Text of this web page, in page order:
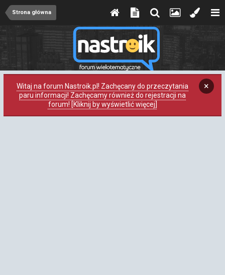
Strona główna
Witaj na forum Nastroik.pl! Zachęcany do przeczytania
paru informacji! Zachęcamy również do rejestracji na
forum! [Kliknij by wyświetlić więcej]
×